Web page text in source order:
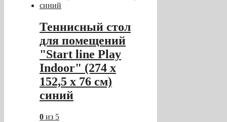
Теннисный стол
для помещений
"Start line Play
Indoor" (274 х
152,5 х 76 см)
синий
0 из 5